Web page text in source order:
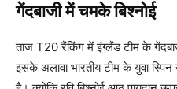
गेंदबाजी में चमके बिश्नोई
ताज T20 रैंकिंग में इंग्लैंड टीम के
इसके अलावा भारतीय टीम के युवा स्पिन